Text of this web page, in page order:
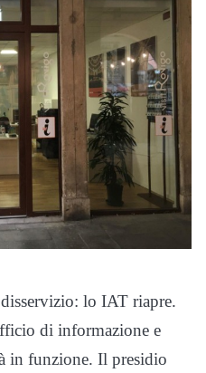
lo IAT riapre.
di informazione e
in funzione. Il presidio